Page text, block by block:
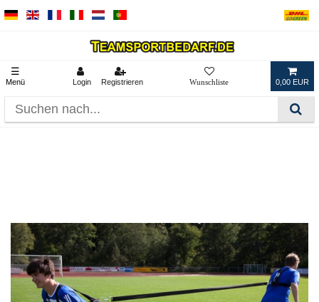
☰
Menü Login Registrieren 0,00 EUR